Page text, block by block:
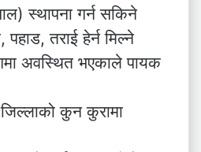
स्थापना गर्न सकिने
तराई हेर्न मिल्ने
अवस्थित भएकाले पायक
कुन कुरामा